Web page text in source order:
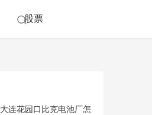
股票
大连花园口比克电池厂怎